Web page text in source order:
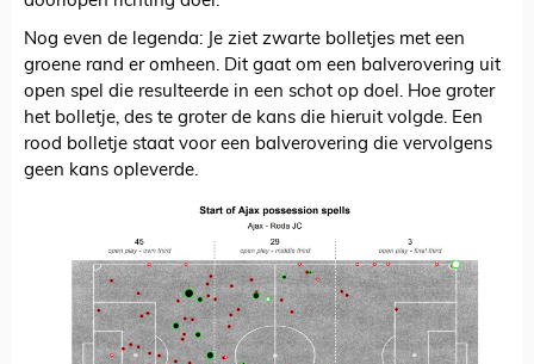
Nog even de legenda: Je ziet zwarte bolletjes met een
groene rand er omheen. Dit gaat om een balverovering uit
open spel die resulteerde in een schot op doel. Hoe groter
het bolletje, des te groter de kans die hieruit volgde. Een
rood bolletje staat voor een balverovering die vervolgens
geen kans opleverde.